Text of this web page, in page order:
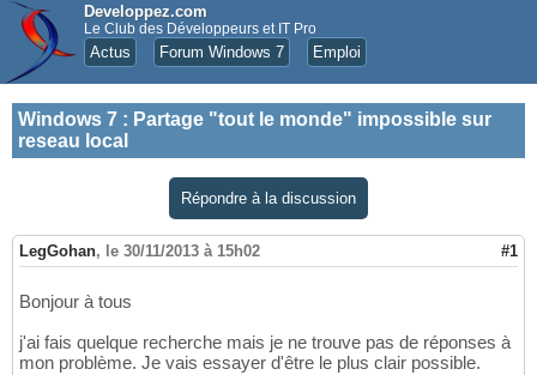
Developpez.com
Le Club des Développeurs et IT Pro
Actus Forum Windows 7 Emploi
Windows 7 : Partage "tout le monde" impossible sur
reseau local
Répondre à la discussion
LegGohan, le 30/11/2013 à 15h02 #1
Bonjour à tous
j'ai fais quelque recherche mais je ne trouve pas de réponses à
mon problème. Je vais essayer d'être le plus clair possible.